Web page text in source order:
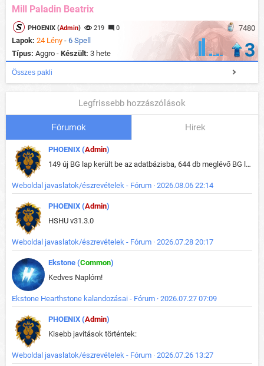
Mill Paladin Beatrix
7480
PHOENIX (Admin) 219 0
Lapok: 24 Lény - 6 Spell
Típus: Aggro - Készült: 3 hete 3
Összes pakli
Legfrissebb hozzászólások
Fórumok Hirek
PHOENIX (Admin)
149 új BG lap került be az adatbázisba, 644 db meglévő BG lap módosult, bekerültek az új képek a megváltozott lapokhoz is.
Weboldal javaslatok/észrevételek - Fórum · 2026.08.06 22:14
PHOENIX (Admin)
HSHU v31.3.0
Weboldal javaslatok/észrevételek - Fórum · 2026.07.28 20:17
Ekstone (Common)
Kedves Naplóm!
Ekstone Hearthstone kalandozásai - Fórum · 2026.07.27 07:09
PHOENIX (Admin)
Kisebb javítások történtek:
Weboldal javaslatok/észrevételek - Fórum · 2026.07.26 13:27